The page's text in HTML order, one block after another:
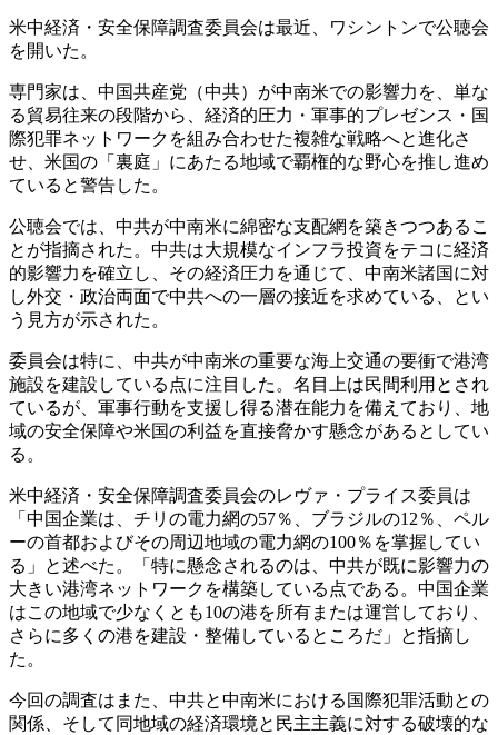
米中経済・安全保障調査委員会は最近、ワシントンで公聴会
を開いた。
専門家は、中国共産党（中共）が中南米での影響力を、単な
る貿易往来の段階から、経済的圧力・軍事的プレゼンス・国
際犯罪ネットワークを組み合わせた複雑な戦略へと進化さ
せ、米国の「裏庭」にあたる地域で覇権的な野心を推し進め
ていると警告した。
公聴会では、中共が中南米に綿密な支配網を築きつつあるこ
とが指摘された。​中共は大規模なインフラ投資をテコに経済
的影響力を確立し、その経済圧力を通じて、中南米諸国に対
し外交・政治両面で中共への一層の接近を求めている、とい
う見方が示された。
​委員会は特に、中共が中南米の重要な海上交通の要衝で港湾
施設を建設している点に注目した。名目上は民間利用とされ
ているが、軍事行動を支援し得る潜在能力を備えており、地
域の安全保障や米国の利益を直接脅かす懸念があるとしてい
る。
米中経済・安全保障調査委員会のレヴァ・プライス委員は​
「中国企業は、チリの電力網の57％、ブラジルの12％、ペル
ーの首都およびその周辺地域の電力網の100％を掌握してい
る」と述べた。「特に懸念されるのは、中共が既に影響力の
大きい港湾ネットワークを構築している点である。中国企業
はこの地域で少なくとも10の港を所有または運営しており、
さらに多くの港を建設・整備しているところだ」と指摘し
た。
今回の調査はまた、中共と中南米における国際犯罪活動との
関係、そして同地域の経済環境と民主主義に対する破壊的な